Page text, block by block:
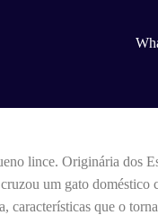
lince. Originária dos
um gato doméstico
características que o